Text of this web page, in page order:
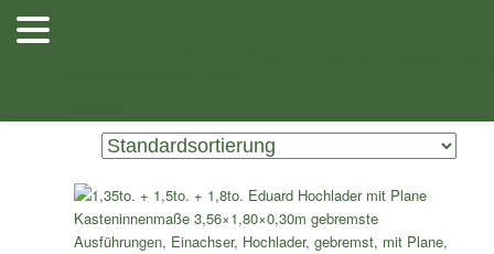
Zum
Inhalt
Zum
sekundären
Shop